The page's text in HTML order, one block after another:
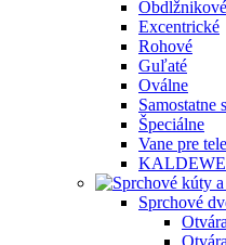
Obdĺžnikové
Excentrické
Rohové
Guľaté
Oválne
Samostatne
Špeciálne
Vane pre
Sprchové